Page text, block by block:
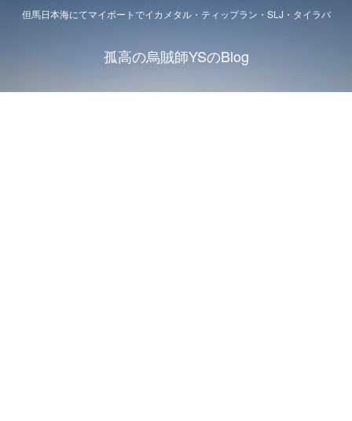
但馬日本海にてマイボートでイカメタル・ティップラン・SLJ・タイラバ
孤高の烏賊師YSのBlog